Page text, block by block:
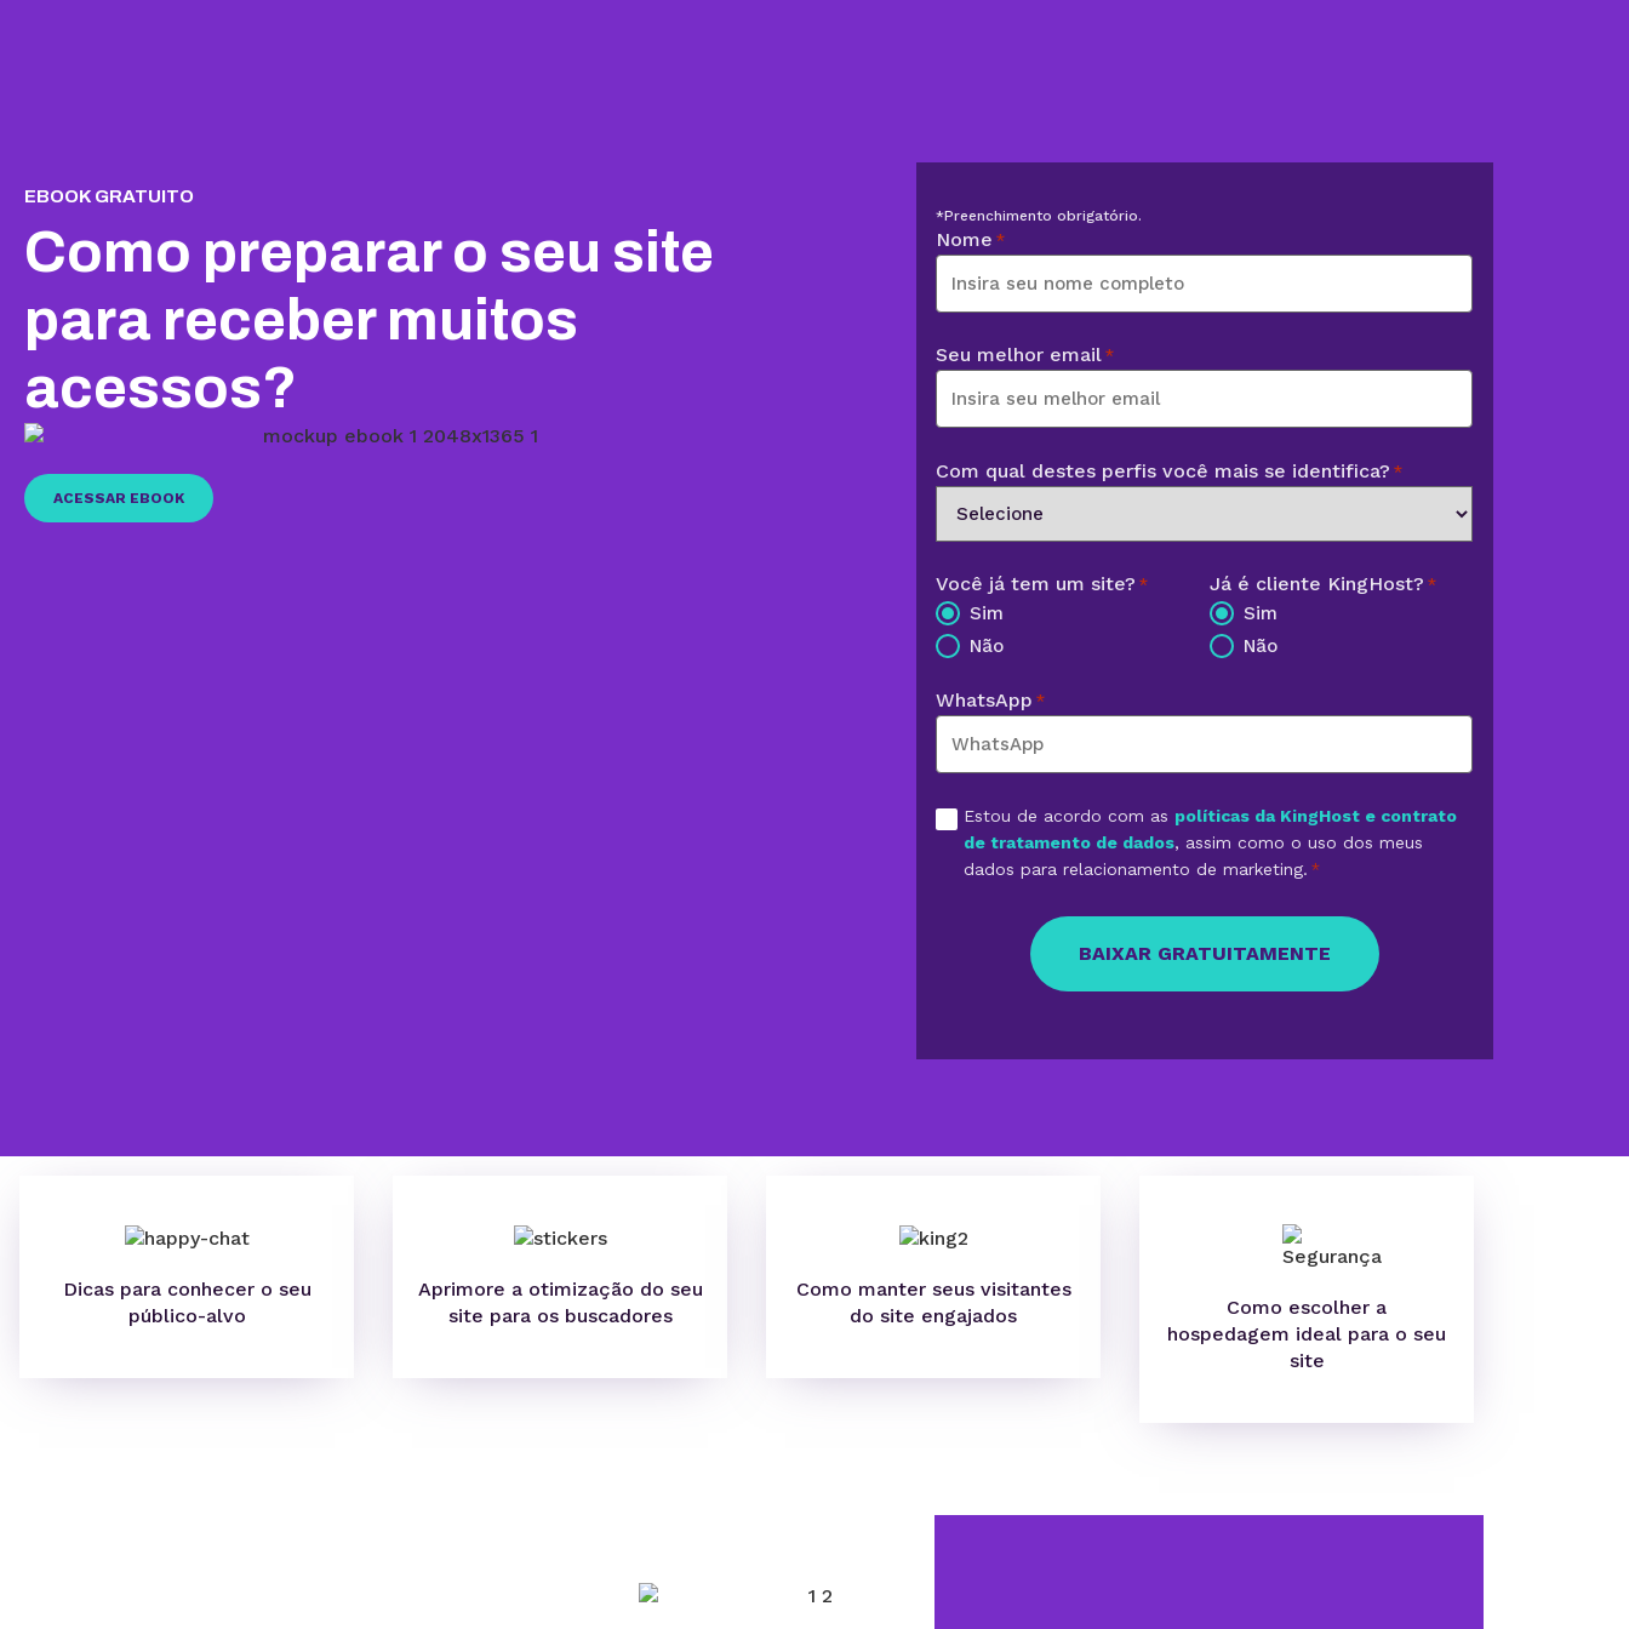
EBOOK GRATUITO
Como preparar o seu site
para receber muitos
acessos?
ACESSAR EBOOK
*Preenchimento obrigatório.
Nome *
Seu melhor email *
Com qual destes perfis você mais se identifica? *
Você já tem um site? *
Sim
Não
Já é cliente KingHost? *
Sim
Não
WhatsApp *
AceiteEstou de acordo com as políticas da KingHost e contrato
de tratamento de dados, assim como o uso dos meus
dados para relacionamento de marketing. *
Dicas para conhecer o seu
público-alvo
Aprimore a otimização do seu
site para os buscadores
Como manter seus visitantes
do site engajados
Como escolher a
hospedagem ideal para o seu
site